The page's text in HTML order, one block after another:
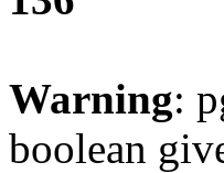
Warning:
boolean